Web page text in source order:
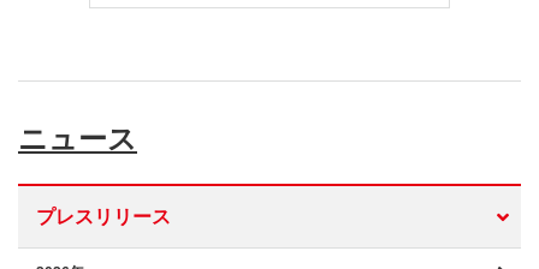
ニュース
プレスリリース